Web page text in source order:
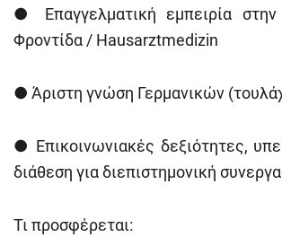
● Επαγγελματική εμπειρία
Φροντίδα / Hausarztmedizin
● Άριστη γνώση Γερμανικών
● Επικοινωνιακές δεξιότητες,
διάθεση για διεπιστημονική
Τι προσφέρεται: